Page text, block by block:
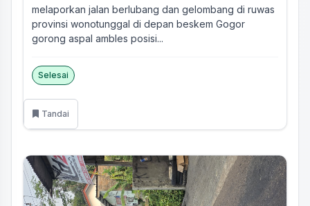
melaporkan jalan berlubang dan gelombang di ruwas
provinsi wonotunggal di depan beskem Gogor
gorong aspal ambles posisi...
Selesai
Tandai